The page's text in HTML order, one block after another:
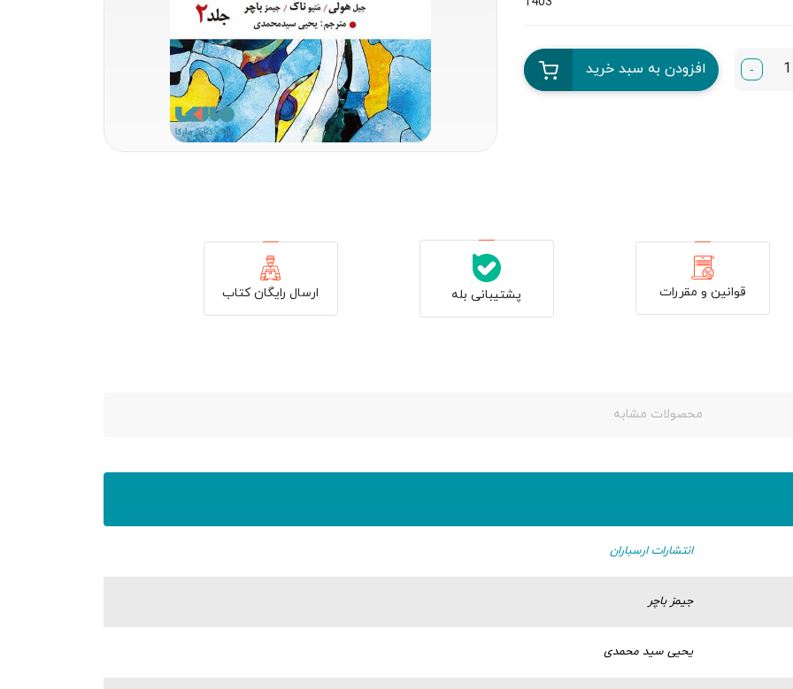
- افزودن به سبد خرید
قوانین و مقررات پشتیبانی بله ارسال رایگان کتاب
محصولات مشابه
انتشارات ارسباران
جیمز باچر
یحیی سید محمدی